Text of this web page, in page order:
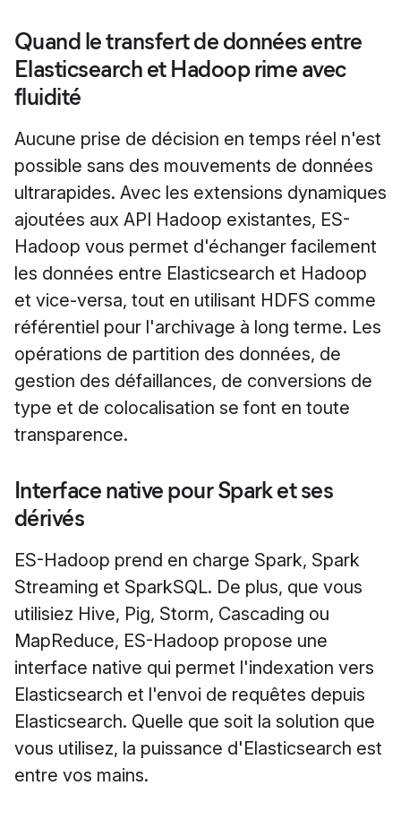
Quand le transfert de données entre
Elasticsearch et Hadoop rime avec
fluidité
Aucune prise de décision en temps réel n'est
possible sans des mouvements de données
ultrarapides. Avec les extensions dynamiques
ajoutées aux API Hadoop existantes, ES-
Hadoop vous permet d'échanger facilement
les données entre Elasticsearch et Hadoop
et vice-versa, tout en utilisant HDFS comme
référentiel pour l'archivage à long terme. Les
opérations de partition des données, de
gestion des défaillances, de conversions de
type et de colocalisation se font en toute
transparence.
Interface native pour Spark et ses
dérivés
ES-Hadoop prend en charge Spark, Spark
Streaming et SparkSQL. De plus, que vous
utilisiez Hive, Pig, Storm, Cascading ou
MapReduce, ES-Hadoop propose une
interface native qui permet l'indexation vers
Elasticsearch et l'envoi de requêtes depuis
Elasticsearch. Quelle que soit la solution que
vous utilisez, la puissance d'Elasticsearch est
entre vos mains.